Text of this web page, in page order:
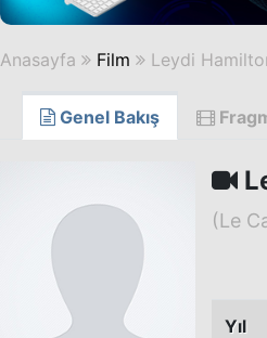
Anasayfa Film Leydi
Genel Bakış
(Le
Yıl